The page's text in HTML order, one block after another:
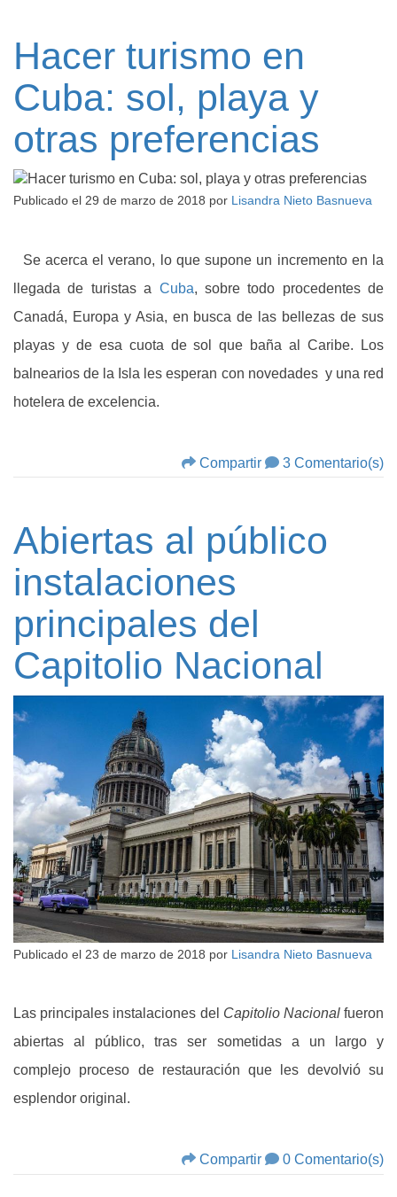
Hacer turismo en
Cuba: sol, playa y
otras preferencias
Publicado el 29 de marzo de 2018 por Lisandra Nieto Basnueva
Se acerca el verano, lo que supone un incremento en la
llegada de turistas a Cuba, sobre todo procedentes de
Canadá, Europa y Asia, en busca de las bellezas de sus
playas y de esa cuota de sol que baña al Caribe. Los
balnearios de la Isla les esperan con novedades y una red
hotelera de excelencia.
Compartir 3 Comentario(s)
Abiertas al público
instalaciones
principales del
Capitolio Nacional
Publicado el 23 de marzo de 2018 por Lisandra Nieto Basnueva
Las principales instalaciones del Capitolio Nacionalfueron
abiertas al público, tras ser sometidas a un largo y
complejo proceso de restauración que les devolvió su
esplendor original.
Compartir 0 Comentario(s)